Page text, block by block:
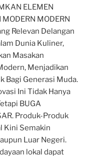
ELEMEN
MODERN
Relevan Delangan
Dunia Kuliner,
Masakan
Menjadikan
Bagi Generasi Muda.
Ini Tidak Hanya
BUGA
Produk-Produk
Kini Semakin
Luar Negeri.
lokal dapat